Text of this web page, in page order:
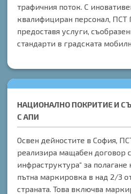
трафичния поток. С
квалифициран персонал, ПСТ
предоставя услуги,
стандарти в градската
НАЦИОНАЛНО ПОКРИТИЕ И
С АПИ
Освен дейностите в София,
реализира мащабен договор
инфраструктура“ за полагане
пътна маркировка в над 2/3
страната. Това включва